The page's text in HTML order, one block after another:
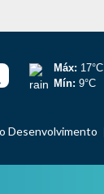
Máx: 17°C
Mín: 9°C
Desenvolvimento